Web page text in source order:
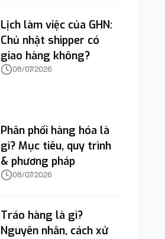
Lịch làm việc của GHN:
Chủ nhật shipper có
giao hàng không?
08/07/2026
Phân phối hàng hóa là
gì? Mục tiêu, quy trình
& phương pháp
08/07/2026
Tráo hàng là gì?
Nguyên nhân, cách xử